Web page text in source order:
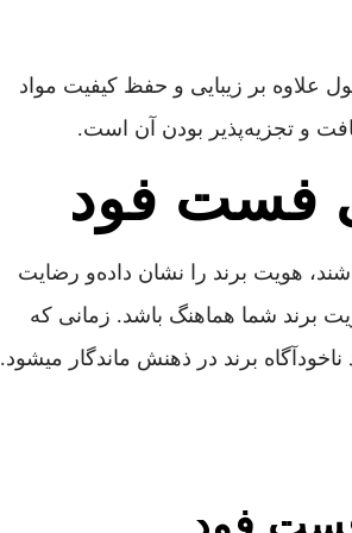
علاوه بر زیبایی و حفظ کیفیت مواد
و تجزیه‌پذیر بودن آن است.
فست فود
هویت برند را نشان داده‌و رضایت
برند شما هماهنگ باشد. زمانی که
برند در ذهنش ماندگار میشود.